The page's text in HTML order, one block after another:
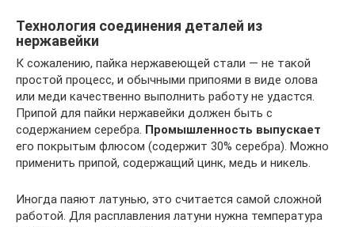
Технология соединения деталей из
нержавейки
К сожалению, пайка нержавеющей стали — не такой
простой процесс, и обычными припоями в виде олова
или меди качественно выполнить работу не удастся.
Припой для пайки нержавейки должен быть с
содержанием серебра. Промышленность выпускает
его покрытым флюсом (содержит 30% серебра). Можно
применить припой, содержащий цинк, медь и никель.
Иногда паяют латунью, это считается самой сложной
работой. Для расплавления латуни нужна температура